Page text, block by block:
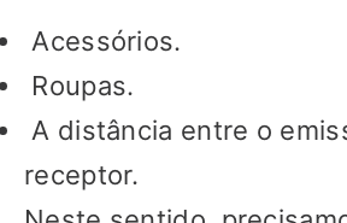
Acessórios.
Roupas.
A distância entre o
receptor.